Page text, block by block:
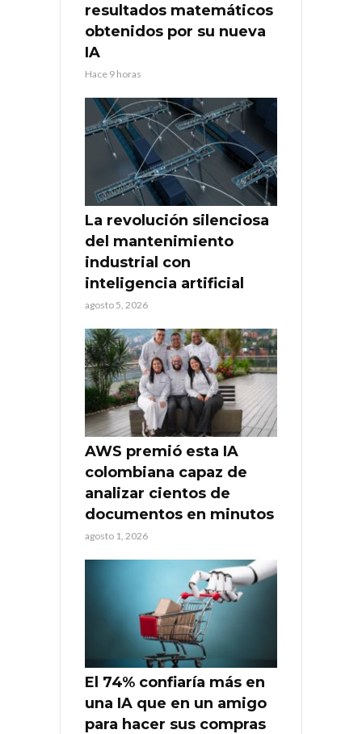
resultados matemáticos
obtenidos por su nueva
IA
Hace 9 horas
La revolución silenciosa
del mantenimiento
industrial con
inteligencia artificial
agosto 5, 2026
AWS premió esta IA
colombiana capaz de
analizar cientos de
documentos en minutos
agosto 1, 2026
El 74% confiaría más en
una IA que en un amigo
para hacer sus compras